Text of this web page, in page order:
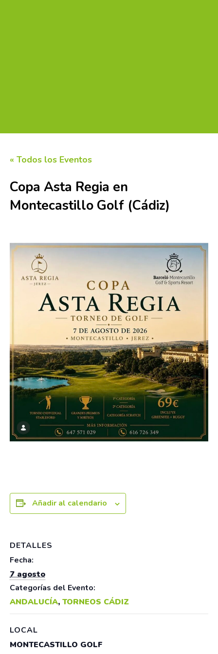
« Todos los Eventos
Copa Asta Regia en
Montecastillo Golf (Cádiz)
Añadir al calendario
DETALLES
Fecha:
7 agosto
Categorías del Evento:
ANDALUCÍA, TORNEOS CÁDIZ
LOCAL
MONTECASTILLO GOLF